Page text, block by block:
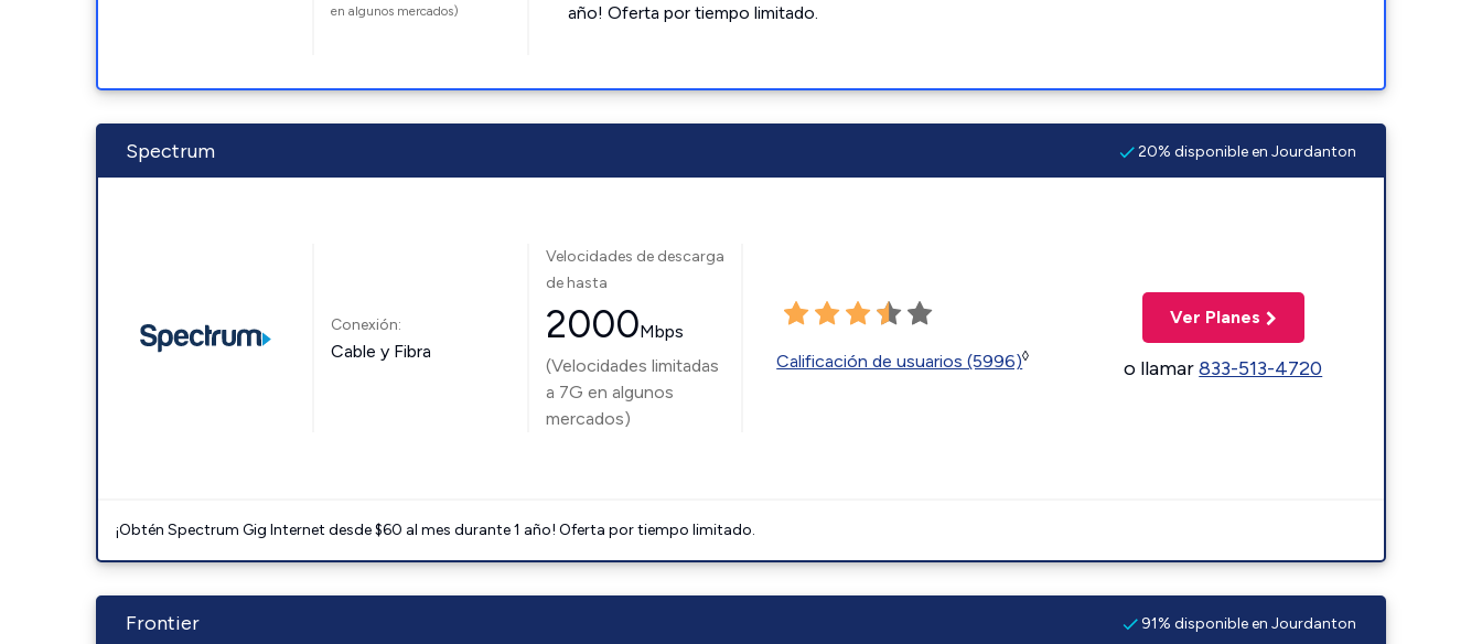
en algunos mercados)
año! Oferta por tiempo limitado.
Spectrum 20% disponible en Jourdanton
Conexión:
Cable y Fibra
Velocidades de descarga
de hasta
2000Mbps
(Velocidades limitadas
a 7G en algunos
mercados)
Calificación de usuarios (5996)◊
Ver Planes
o llamar833-513-4720
¡Obtén Spectrum Gig Internet desde $60 al mes durante 1 año! Oferta por tiempo limitado.
Frontier 91% disponible en Jourdanton